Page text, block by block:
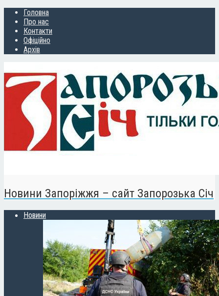
Головна
Про нас
Контакти
Офіційно
Архів
Новини Запоріжжя – сайт Запорозька Січ
Новини